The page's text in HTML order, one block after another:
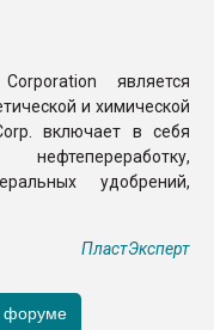
является
и химической
включает в себя
нефтепереработку,
удобрений,
ПластЭксперт